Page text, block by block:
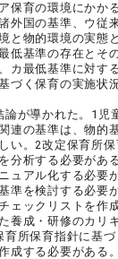
保育の環境にかか
外国の基準、ウ従
と物的環境の実態
低基準の存在とそ
カ最低基準に対す
づく保育の実施状
論が導かれた。1児
連の基準は、物的
い。2改定保育所
分析する必要があ
ュアル化する必要
準を検討する必要
ェックリストを作
養成・研修のカリ
育所保育指針に基
成する必要がある